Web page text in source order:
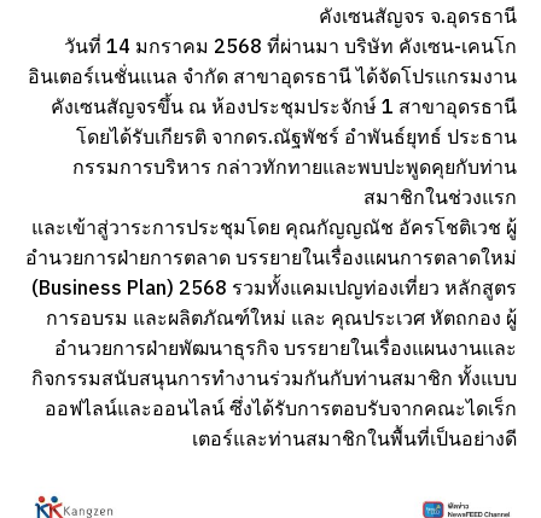
คังเซนสัญจร จ.อุดรธานี
วันที่ 14 มกราคม 2568 ที่ผ่านมา บริษัท คังเซน-เคนโก
อินเตอร์เนชั่นแนล จำกัด สาขาอุดรธานี ได้จัดโปรแกรมงาน
คังเซนสัญจรขึ้น ณ ห้องประชุมประจักษ์ 1 สาขาอุดรธานี
โดยได้รับเกียรติ จากดร.ณัฐพัชร์ อำพันธ์ยุทธ์ ประธาน
กรรมการบริหาร กล่าวทักทายและพบปะพูดคุยกับท่าน
สมาชิกในช่วงแรก
และเข้าสู่วาระการประชุมโดย คุณกัญญณัช อัครโชติเวช ผู้
อำนวยการฝ่ายการตลาด บรรยายในเรื่องแผนการตลาดใหม่
(Business Plan) 2568 รวมทั้งแคมเปญท่องเที่ยว หลักสูตร
การอบรม และผลิตภัณฑ์ใหม่ และ คุณประเวศ หัตถกอง ผู้
อำนวยการฝ่ายพัฒนาธุรกิจ บรรยายในเรื่องแผนงานและ
กิจกรรมสนับสนุนการทำงานร่วมกันกับท่านสมาชิก ทั้งแบบ
ออฟไลน์และออนไลน์ ซึ่งได้รับการตอบรับจากคณะไดเร็ก
เตอร์และท่านสมาชิกในพื้นที่เป็นอย่างดี